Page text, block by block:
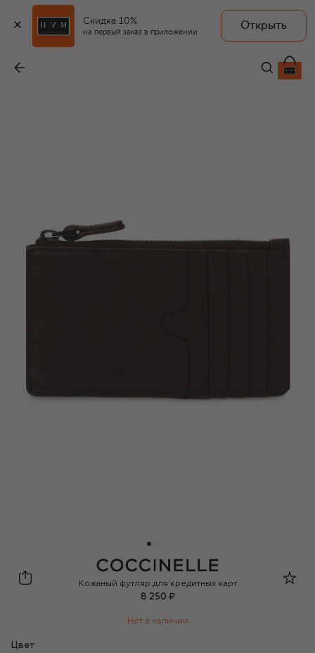
Скидка 10%
на первый заказ в приложении
Открыть
8 250 ₽
Coccinelle
Кожаный футляр для кредитных карт
8 250 ₽
Нет в наличии
Цвет